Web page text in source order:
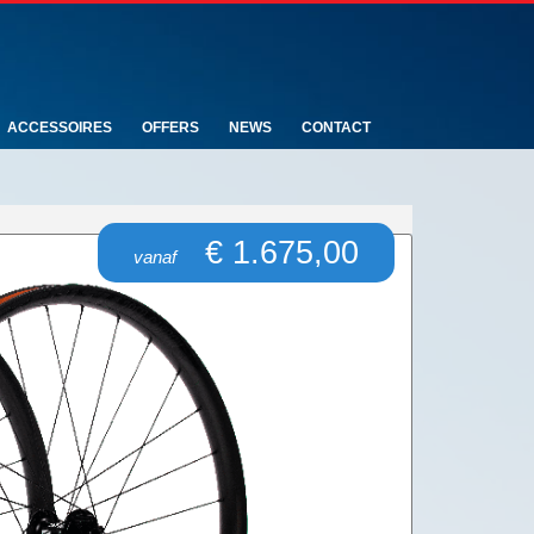
ACCESSOIRES OFFERS NEWS CONTACT
vanaf€ 1.675,00